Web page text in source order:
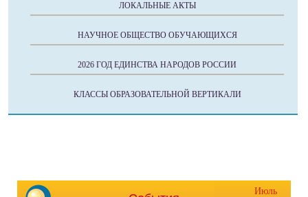
ЛОКАЛЬНЫЕ АКТЫ
НАУЧНОЕ ОБЩЕСТВО ОБУЧАЮЩИХСЯ
2026 ГОД ЕДИНСТВА НАРОДОВ РОССИИ
КЛАССЫ ОБРАЗОВАТЕЛЬНОЙ ВЕРТИКАЛИ
Июль